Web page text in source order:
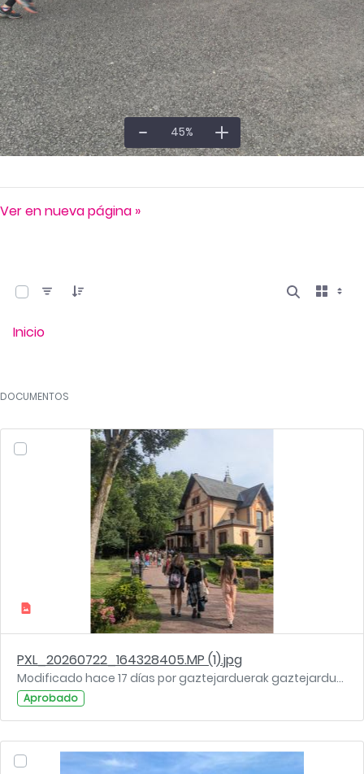
45%
Ver en nueva página »
Inicio
DOCUMENTOS
PXL_20260722_164328405.MP (1).jpg
Modificado hace 17 días por gaztejarduerak gaztejarduerak.
Aprobado